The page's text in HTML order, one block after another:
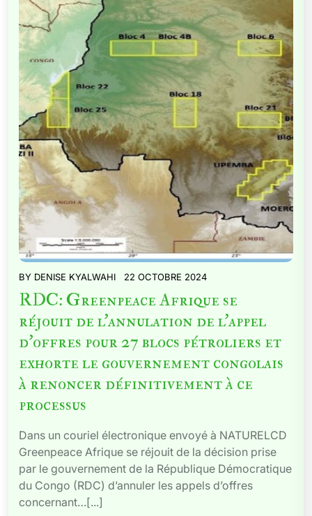
BY DENISE KYALWAHI 22 OCTOBRE 2024
RDC: Greenpeace Afrique se
réjouit de l’annulation de l’appel
d’offres pour 27 blocs pétroliers et
exhorte le gouvernement congolais
à renoncer définitivement à ce
processus
Dans un couriel électronique envoyé à NATURELCD
Greenpeace Afrique se réjouit de la décision prise
par le gouvernement de la République Démocratique
du Congo (RDC) d’annuler les appels d’offres
concernant…[...]